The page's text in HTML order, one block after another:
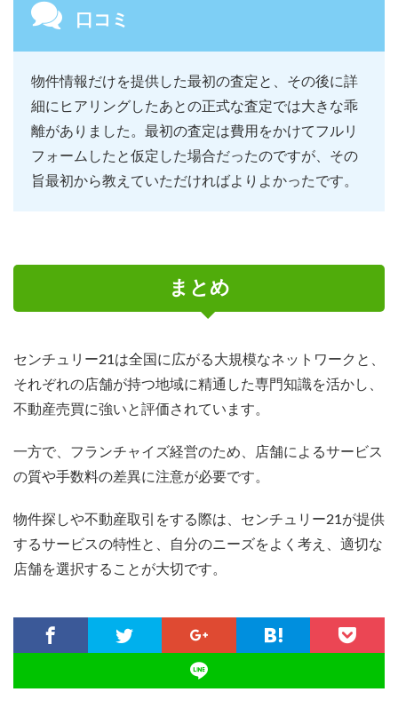
口コミ
物件情報だけを提供した最初の査定と、その後に詳
細にヒアリングしたあとの正式な査定では大きな乖
離がありました。最初の査定は費用をかけてフルリ
フォームしたと仮定した場合だったのですが、その
旨最初から教えていただければよりよかったです。
まとめ
センチュリー21は全国に広がる大規模なネットワークと、
それぞれの店舗が持つ地域に精通した専門知識を活かし、
不動産売買に強いと評価されています。
一方で、フランチャイズ経営のため、店舗によるサービス
の質や手数料の差異に注意が必要です。
物件探しや不動産取引をする際は、センチュリー21が提供
するサービスの特性と、自分のニーズをよく考え、適切な
店舗を選択することが大切です。